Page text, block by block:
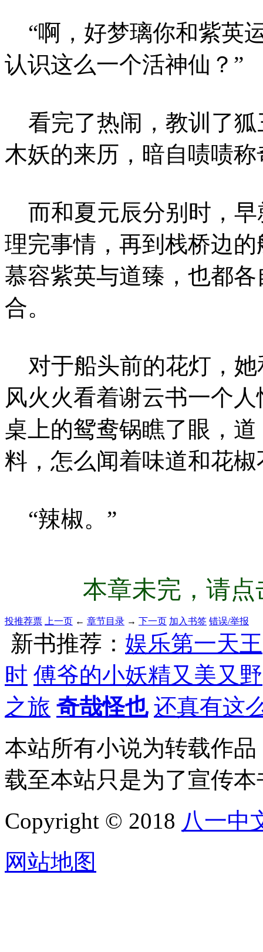
“啊，好梦璃你和紫英
认识这么一个活神仙？”
看完了热闹，教训了狐
木妖的来历，暗自啧啧称
而和夏元辰分别时，早
理完事情，再到栈桥边
慕容紫英与道臻，也都
合。
对于船头前的花灯，她
风火火看着谢云书一个
桌上的鸳鸯锅瞧了眼，
料，怎么闻着味道和花椒
“辣椒。”
本章未完，请
投推荐票 上一页 ← 章节目录 → 下一页 加入书签 错误/举报
新书推荐： 娱乐第一天王
时 傅爷的小妖精又美又野
之旅 奇哉怪也 还真有这
本站所有小说为转载作
载至本站只是为了宣传
Copyright © 2018 八一中
网站地图